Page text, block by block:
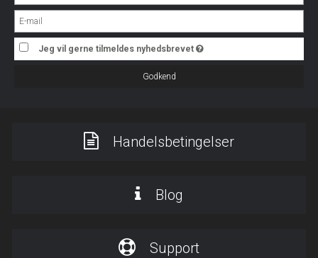
Jeg vil gerne tilmeldes nyhedsbrevet
Godkend
Handelsbetingelser
Blog
Support